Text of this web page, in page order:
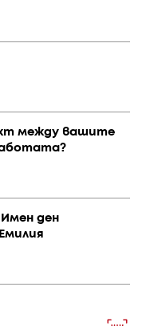
между вашите
ден